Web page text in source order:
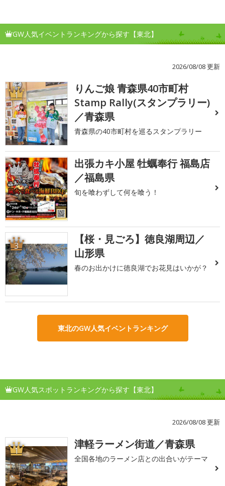
GW人気イベントランキングから探す【東北】
2026/08/08 更新
1
りんご娘 青森県40市町村
Stamp Rally(スタンプラリー)
／青森県
青森県の40市町村を巡るスタンプラリー
2
出張カキ小屋 牡蠣奉行 福島店
／福島県
旬を喰わずして何を喰う！
3
【桜・見ごろ】徳良湖周辺／
山形県
春のお出かけに徳良湖でお花見はいかが？
東北のGW人気イベントランキング
GW人気スポットランキングから探す【東北】
2026/08/08 更新
1 津軽ラーメン街道／青森県
全国各地のラーメン店との出合いがテーマ